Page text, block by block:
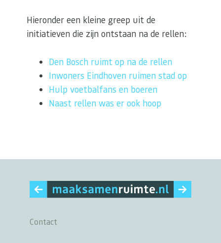
Hieronder een kleine greep uit de
initiatieven die zijn ontstaan na de rellen:
Den Bosch ruimt op na de rellen
Inwoners Eindhoven ruimen stad op
Hulp voetbalfans en boeren
Naast rellen was er ook hoop
Contact